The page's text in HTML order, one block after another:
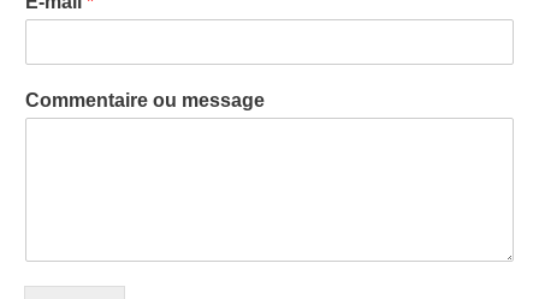
Commentaire ou message